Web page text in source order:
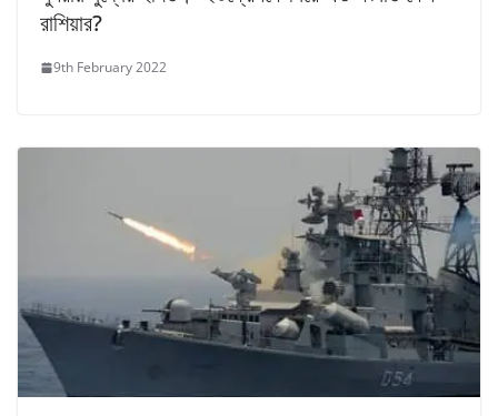
রাশিয়ার?
9th February 2022